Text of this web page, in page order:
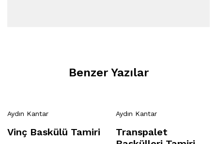
Benzer Yazılar
Aydın Kantar
Vinç Baskülü Tamiri
Aydın Kantar
Transpalet